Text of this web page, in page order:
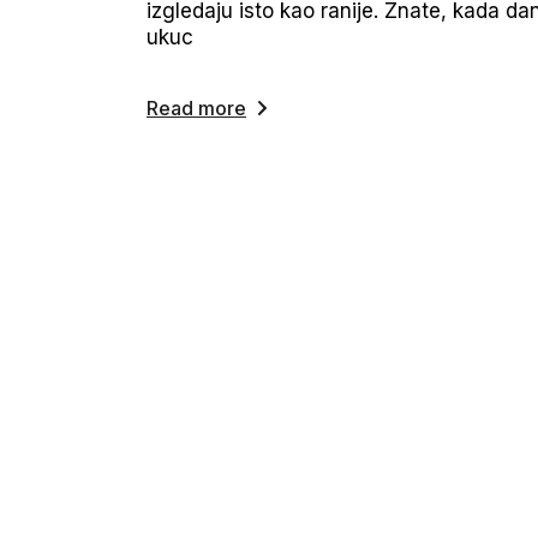
izgledaju isto kao ranije. Znate, kada
ukuc
Read more